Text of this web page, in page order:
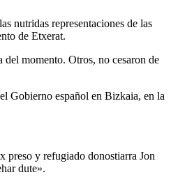
nutridas representaciones de las
de Etxerat.
momento. Otros, no cesaron de
Gobierno español en Bizkaia, en la
preso y refugiado donostiarra Jon
dute».